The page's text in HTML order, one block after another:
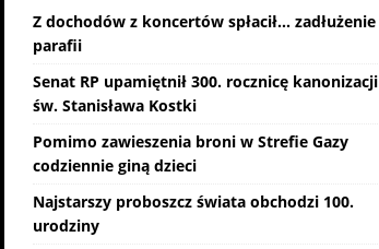
Z dochodów z koncertów spłacił... zadłużenie
parafii
Senat RP upamiętnił 300. rocznicę kanonizacji
św. Stanisława Kostki
Pomimo zawieszenia broni w Strefie Gazy
codziennie giną dzieci
Najstarszy proboszcz świata obchodzi 100.
urodziny